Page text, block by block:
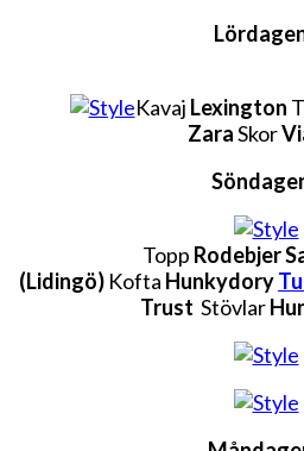
Kavaj Lexington
ZaraSkor
Topp Rodebjer
(Lidingö) Kofta Hunkydory
Trust Stövlar